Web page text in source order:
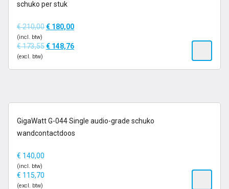
schuko per stuk
€210,00€ 180,00
(incl. btw)
€173,55€ 148,76
(excl. btw)
GigaWatt G-044 Single audio-grade schuko
wandcontactdoos
€ 140,00
(incl. btw)
€ 115,70
(excl. btw)